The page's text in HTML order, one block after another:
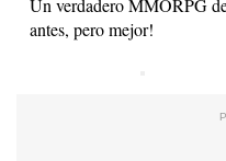
Un verdadero MMORPG
antes, pero mejor!